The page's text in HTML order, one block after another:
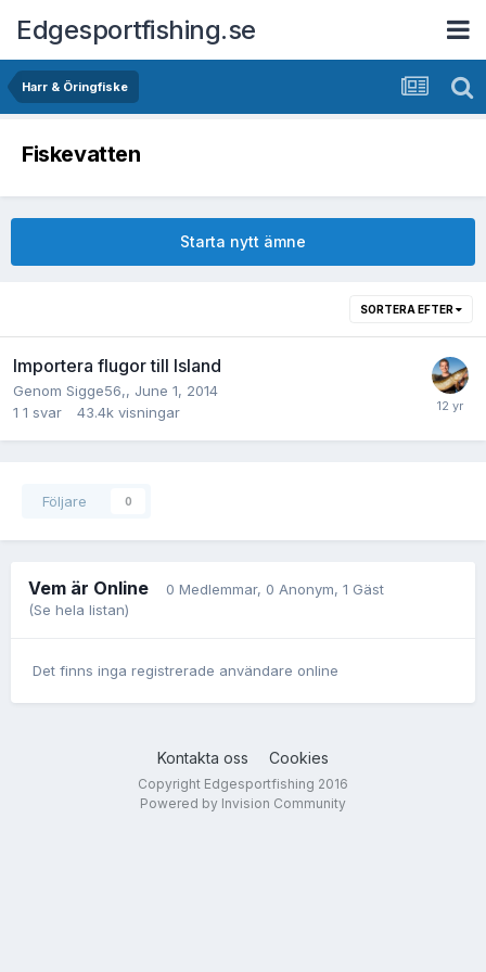
Edgesportfishing.se
Harr & Öringfiske
Fiskevatten
Starta nytt ämne
SORTERA EFTER
Importera flugor till Island
Genom Sigge56,, June 1, 2014
1 1 svar 43.4k visningar
Följare 0
Vem är Online 0 Medlemmar, 0 Anonym, 1 Gäst
(Se hela listan)
Det finns inga registrerade användare online
Kontakta oss Cookies
Copyright Edgesportfishing 2016
Powered by Invision Community